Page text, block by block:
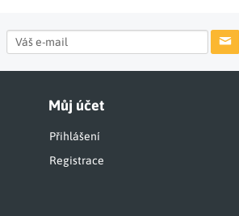
Můj účet
Přihlášení
Registrace